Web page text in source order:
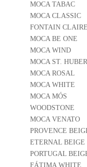
MOCA TABAC
MOCA CLASSIC
FONTAIN CLAIRE
MOCA BE ONE
MOCA WIND
MOCA ST.
MOCA ROSAL
MOCA WHITE
MOCA MÓS
WOODSTONE
MOCA VENATO
PROVENCE
ETERNAL BEIGE
PORTUGAL
FÁTIMA WHITE